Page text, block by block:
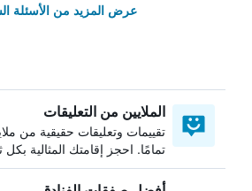
عرض المزيد من الأسئلة
الملايين من التعليقات
تقييمات وتعليقات حقيقية من
تمامًا. احجز إقامتك المثالية بكل